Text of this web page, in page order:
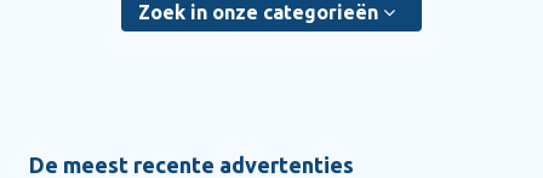
Zoek in onze categorieën
De meest recente advertenties